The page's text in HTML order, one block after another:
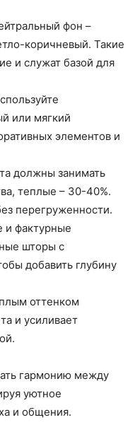
фон –
коричневый. Такие
и служат базой для
или мягкий
элементов и
должны занимать
теплые – 30-40%.
перегруженности.
и фактурные
шторы с
добавить глубину
оттенком
и усиливает
гармонию между
уютное
и общения.